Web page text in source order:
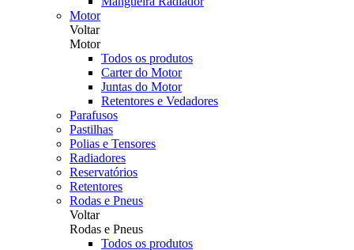
Motor
Voltar
Motor
Todos os produtos
Carter do Motor
Juntas do Motor
Retentores e Vedadores
Parafusos
Pastilhas
Polias e Tensores
Radiadores
Reservatórios
Retentores
Rodas e Pneus
Voltar
Rodas e Pneus
Todos os produtos